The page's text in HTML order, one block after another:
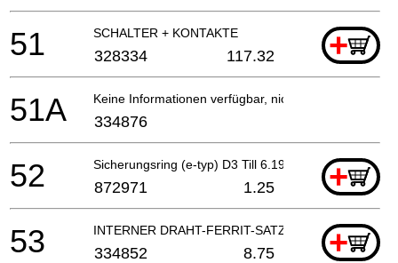
SCHALTER + KONTAKTE +
51 328334 117.32
Keine Informationen verfügbar, nicht bestellbar
51A 334876
Sicherungsring (e-typ) D3 Till 6.1998 +
52 872971 1.25
INTERNER DRAHT-FERRIT-SATZ +
53 334852 8.75